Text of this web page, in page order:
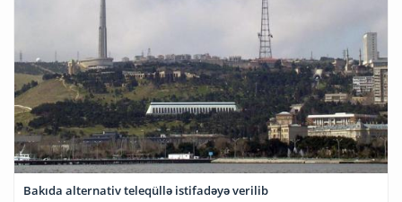
Bakıda alternativ teleqüllə istifadəyə verilib